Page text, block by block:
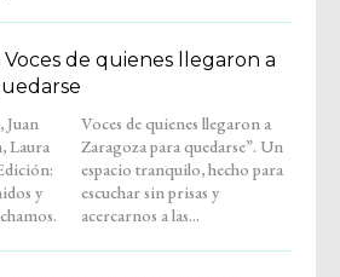
Voces de quienes llegaron a
Juan
Laura
a
Un
acercarnos a las...